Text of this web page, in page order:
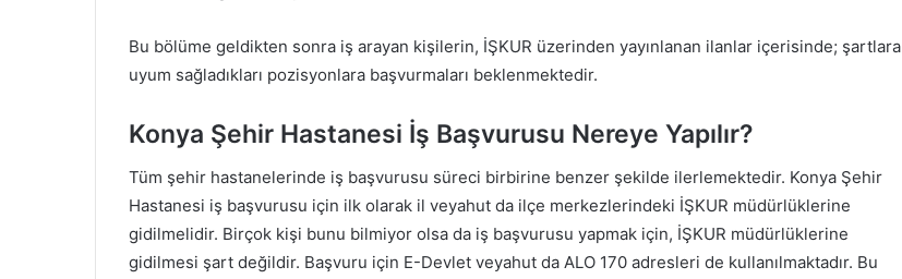
Bu bölüme geldikten sonra iş arayan kişilerin, İŞKUR üzerinden yayınlanan ilanlar içerisinde; şartlara
uyum sağladıkları pozisyonlara başvurmaları beklenmektedir.
Konya Şehir Hastanesi İş Başvurusu Nereye Yapılır?
Tüm şehir hastanelerinde iş başvurusu süreci birbirine benzer şekilde ilerlemektedir. Konya Şehir
Hastanesi iş başvurusu için ilk olarak il veyahut da ilçe merkezlerindeki İŞKUR müdürlüklerine
gidilmelidir. Birçok kişi bunu bilmiyor olsa da iş başvurusu yapmak için, İŞKUR müdürlüklerine
gidilmesi şart değildir. Başvuru için E-Devlet veyahut da ALO 170 adresleri de kullanılmaktadır. Bu